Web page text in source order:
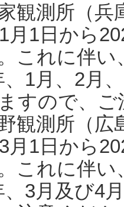
観測所（
月1日から
これに伴い
1月、2月
すので、
観測所（
月1日から
これに伴い
、3月及び4